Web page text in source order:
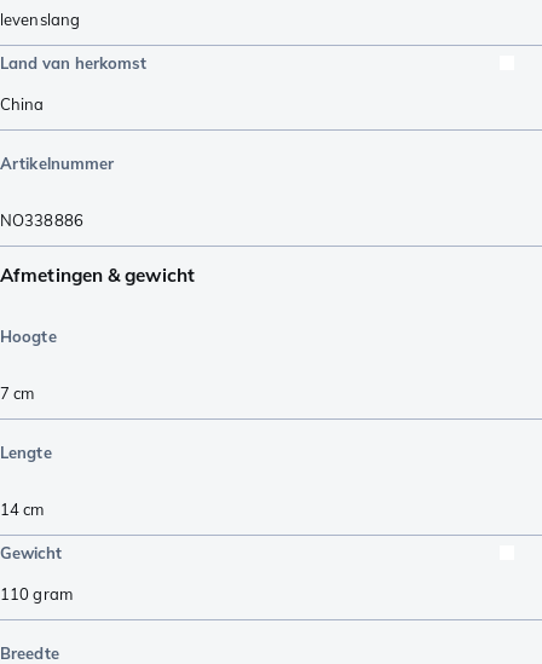
levenslang
Land van herkomst
China
Artikelnummer
NO338886
Afmetingen & gewicht
Hoogte
7 cm
Lengte
14cm
Gewicht
110gram
Breedte